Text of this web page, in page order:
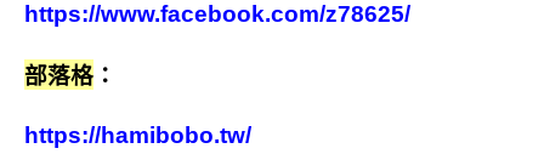
https://www.facebook.com/z78625/
部落格 ：
https://hamibobo.tw/